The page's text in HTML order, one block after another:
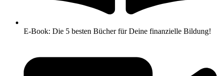
E-Book: Die 5 besten Bücher für Deine finanzielle Bildung!